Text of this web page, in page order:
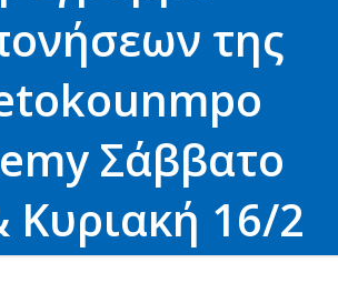
της
Σάββατο
Κυριακή 16/2